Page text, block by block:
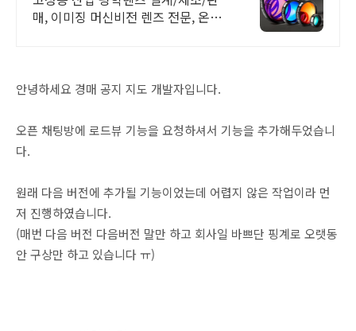
매, 이미징 머신비전 렌즈 전문, 온라
안녕하세요 경매 공지 지도 개발자입니다.
오픈 채팅방에 로드뷰 기능을 요청하셔서 기능을 추가해두었습니
다.
원래 다음 버전에 추가될 기능이었는데 어렵지 않은 작업이라 먼
저 진행하였습니다.
(매번 다음 버전 다음버전 말만 하고 회사일 바쁘단 핑계로 오랫동
안 구상만 하고 있습니다 ㅠ)